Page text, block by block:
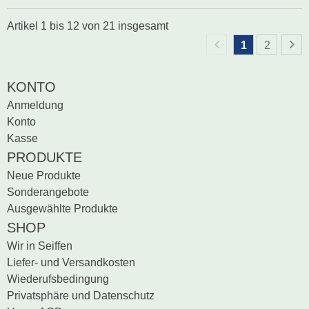
Artikel 1 bis 12 von 21 insgesamt
1
2
KONTO
Anmeldung
Konto
Kasse
PRODUKTE
Neue Produkte
Sonderangebote
Ausgewählte Produkte
SHOP
Wir in Seiffen
Liefer- und Versandkosten
Wiederufsbedingung
Privatsphäre und Datenschutz